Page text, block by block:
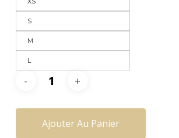
S
M
L
Ajouter Au Panier